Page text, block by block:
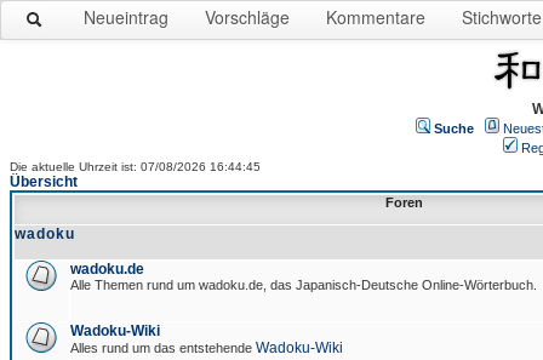
Neueintrag Vorschläge Kommentare Stichworte
Suche
Die aktuelle Uhrzeit ist: 07/08/2026 16:44:45
Übersicht
Foren
wadoku
wadoku.de
Alle Themen rund um wadoku.de, das Japanisch-Deutsche Online-Wörterbuch.
Wadoku-Wiki
Alles rund um das entstehende Wadoku-Wiki